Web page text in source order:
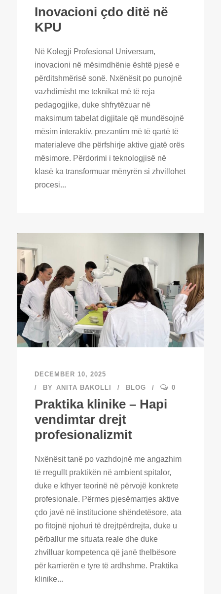
Inovacioni çdo ditë në
KPU
Në Kolegji Profesional Universum,
inovacioni në mësimdhënie është pjesë e
përditshmërisë sonë. Nxënësit po punojnë
vazhdimisht me teknikat më të reja
pedagogjike, duke shfrytëzuar në
maksimum tabelat digjitale që mundësojnë
mësim interaktiv, prezantim më të qartë të
materialeve dhe përfshirje aktive gjatë orës
mësimore. Përdorimi i teknologjisë në
klasë ka transformuar mënyrën si zhvillohet
procesi...
DECEMBER 10, 2025
BY
ANITA BAKOLLI BLOG 0
Praktika klinike – Hapi
vendimtar drejt
profesionalizmit
Nxënësit tanë po vazhdojnë me angazhim
të rregullt praktikën në ambient spitalor,
duke e kthyer teorinë në përvojë konkrete
profesionale. Përmes pjesëmarrjes aktive
çdo javë në institucione shëndetësore, ata
po fitojnë njohuri të drejtpërdrejta, duke u
përballur me situata reale dhe duke
zhvilluar kompetenca që janë thelbësore
për karrierën e tyre të ardhshme. Praktika
klinike...